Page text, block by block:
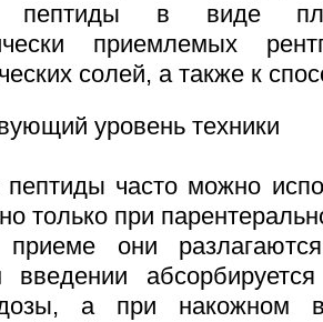
пептиды в виде
приемлемых
солей, а также к
уровень техники
пептиды часто можно
только при
приеме они
введении
а при накожном